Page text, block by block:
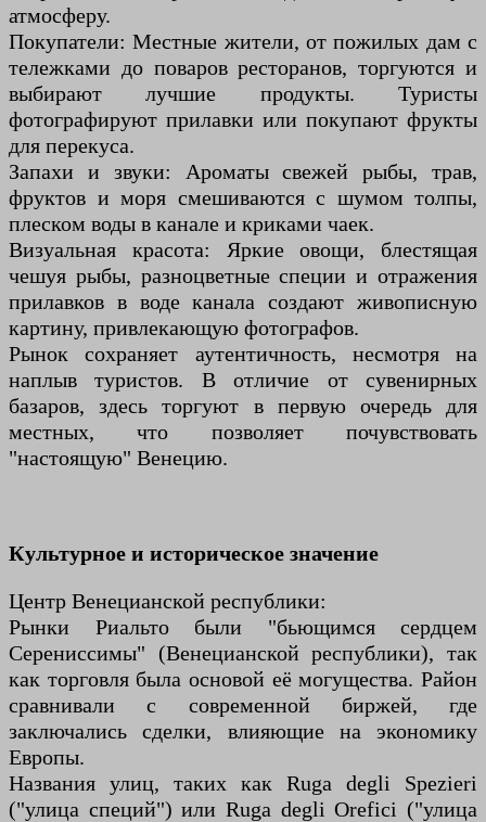
атмосферу.
Покупатели: Местные жители, от пожилых дам с
тележками до поваров ресторанов, торгуются и
выбирают лучшие продукты. Туристы
фотографируют прилавки или покупают фрукты
для перекуса.
Запахи и звуки: Ароматы свежей рыбы, трав,
фруктов и моря смешиваются с шумом толпы,
плеском воды в канале и криками чаек.
Визуальная красота: Яркие овощи, блестящая
чешуя рыбы, разноцветные специи и отражения
прилавков в воде канала создают живописную
картину, привлекающую фотографов.
Рынок сохраняет аутентичность, несмотря на
наплыв туристов. В отличие от сувенирных
базаров, здесь торгуют в первую очередь для
местных, что позволяет почувствовать
"настоящую" Венецию.
Культурное и историческое значение
Центр Венецианской республики:
Рынки Риальто были "бьющимся сердцем
Серениссимы" (Венецианской республики), так
как торговля была основой её могущества. Район
сравнивали с современной биржей, где
заключались сделки, влияющие на экономику
Европы.
Названия улиц, таких как Ruga degli Spezieri
("улица специй") или Ruga degli Orefici ("улица